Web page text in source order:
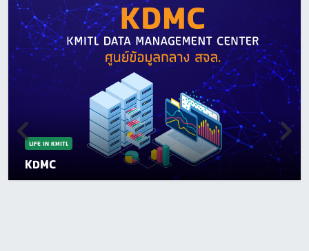
LIFE IN KMITL
KDMC